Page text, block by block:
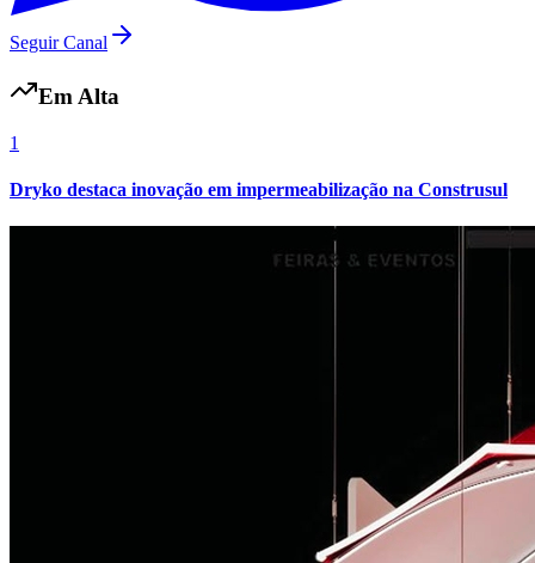
Seguir Canal
Em Alta
1
Dryko destaca inovação em impermeabilização na Construsul